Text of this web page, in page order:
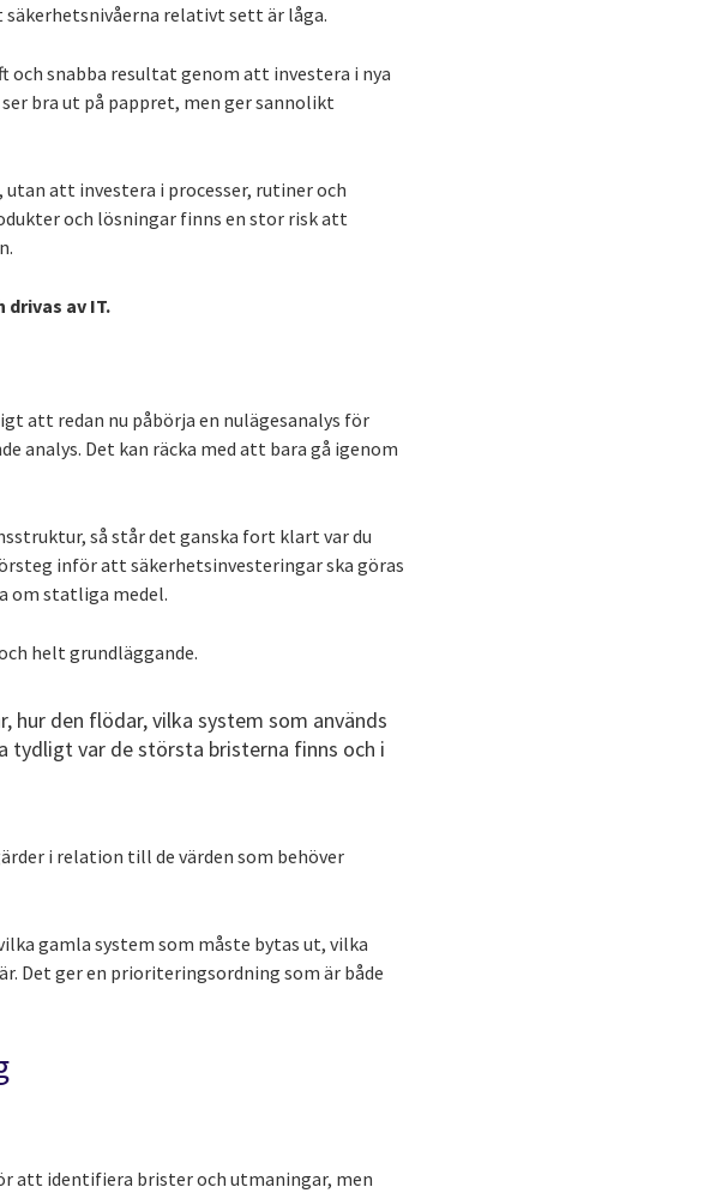
relativt sett är låga.
snabba resultat genom att investera i nya
bra ut på pappret, men ger sannolikt
att investera i processer, rutiner och
och lösningar finns en stor risk att
av IT.
att redan nu påbörja en nulägesanalys för
analys. Det kan räcka med att bara gå igenom
så står det ganska fort klart var du
inför att säkerhetsinvesteringar ska göras
om statliga medel.
helt grundläggande.
den flödar, vilka system som används
tydligt var de största bristerna finns och i
i relation till de värden som behöver
gamla system som måste bytas ut, vilka
Det ger en prioriteringsordning som är både
att identifiera brister och utmaningar, men